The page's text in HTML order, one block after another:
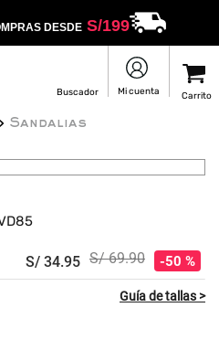
DESDES/199
Sandalias
S/ 34.95 S/ 69.90 50 %